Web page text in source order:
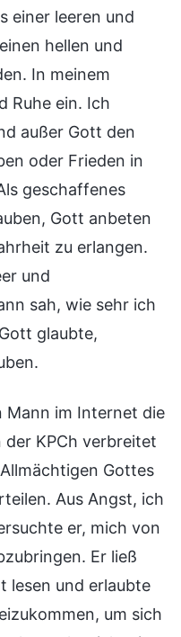
einer leeren und
hellen und
In meinem
Ruhe ein. Ich
außer Gott den
oder Frieden in
geschaffenes
Gott anbeten
zu erlangen.
und
sah, wie sehr ich
glaubte,
Mann im Internet die
KPCh verbreitet
Gottes
Aus Angst, ich
er, mich von
Er ließ
lesen und erlaubte
um sich